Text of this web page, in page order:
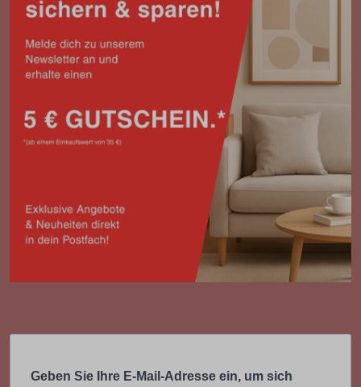
Geben Sie Ihre E-Mail-Adresse ein, um sich